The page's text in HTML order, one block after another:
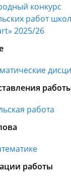
конкурс
работ
2025/26
работа
работы